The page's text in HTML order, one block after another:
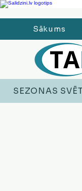
Sākums
SEZONAS